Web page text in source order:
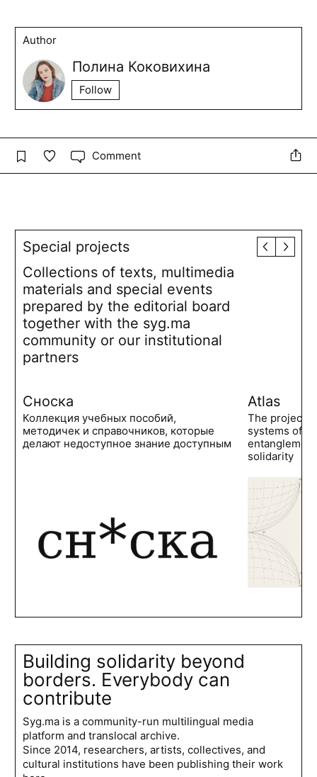
Author
Полина Коковихина
Follow
Comment
Special projects
Collections of texts, multimedia
materials and special events
prepared by the editorial board
together with the syg.ma
community or our institutional
partners
Сноска
Коллекция учебных пособий,
методичек и справочников, которые
делают недоступное знание доступным
Atlas
The project
systems of
solidarity
Building solidarity beyond
borders. Everybody can
contribute
Syg.ma is a community-run multilingual media
platform and translocal archive.
Since 2014, researchers, artists, collectives, and
cultural institutions have been publishing their work